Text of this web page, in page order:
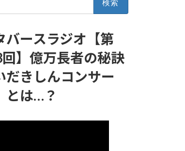
バースラジオ【第
】億万長者の秘訣
だきしんコンサー
とは…？